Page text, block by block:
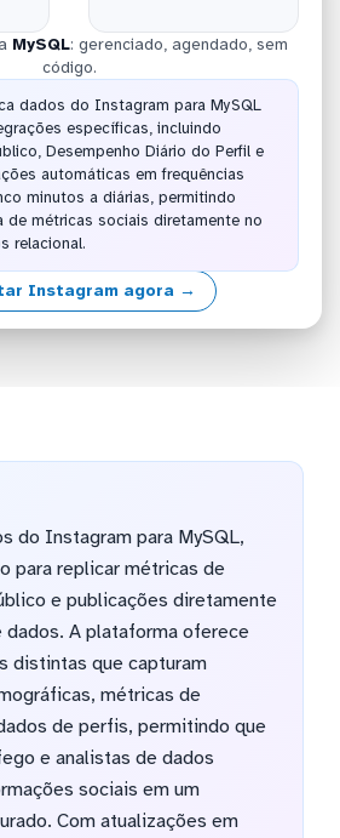
MySQL: gerenciado, agendado, sem
código.
dados do Instagram para MySQL
específicas, incluindo
Desempenho Diário do Perfil e
automáticas em frequências
minutos a diárias, permitindo
de métricas sociais diretamente no
relacional.
Instagram agora →
do Instagram para MySQL,
para replicar métricas de
e publicações diretamente
dados. A plataforma oferece
distintas que capturam
métricas de
de perfis, permitindo que
e analistas de dados
sociais em um
Com atualizações em